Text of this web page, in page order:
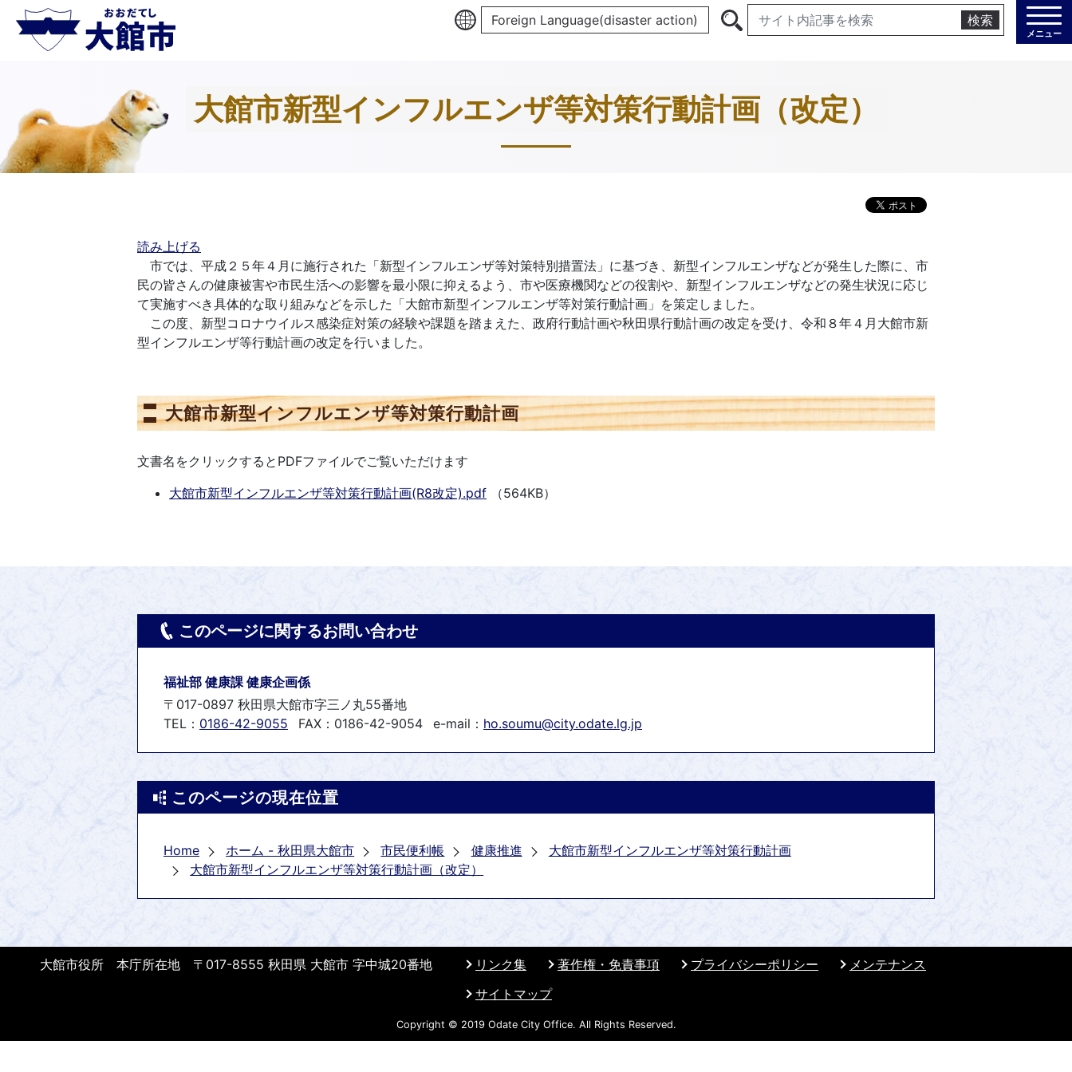
Foreign Language(disaster action) 検索
メニュー
大館市新型インフルエンザ等対策行動計画（改定）
読み上げる
市では、平成２５年４月に施行された「新型インフルエンザ等対策特別措置法」に基づき、新型インフルエンザなどが発生した際に、市
民の皆さんの健康被害や市民生活への影響を最小限に抑えるよう、市や医療機関などの役割や、新型インフルエンザなどの発生状況に応じ
て実施すべき具体的な取り組みなどを示した「大館市新型インフルエンザ等対策行動計画」を策定しました。
この度、新型コロナウイルス感染症対策の経験や課題を踏まえた、政府行動計画や秋田県行動計画の改定を受け、令和８年４月大館市新
型インフルエンザ等行動計画の改定を行いました。
大館市新型インフルエンザ等対策行動計画
文書名をクリックするとPDFファイルでご覧いただけます
大館市新型インフルエンザ等対策行動計画(R8改定).pdf （564KB）
このページに関するお問い合わせ
福祉部 健康課 健康企画係
〒017-0897 秋田県大館市字三ノ丸55番地
TEL： 0186-42-9055 FAX：0186-42-9054 e-mail： ho.soumu@city.odate.lg.jp
このページの現在位置
Home ホーム - 秋田県大館市 市民便利帳 健康推進
大館市新型インフルエンザ等対策行動計画
大館市新型インフルエンザ等対策行動計画（改定）
リンク集 著作権・免責事項 プライバシーポリシー
メンテナンス
サイトマップ
大館市役所 本庁所在地 〒017-8555 秋田県 大館市 字中城20番地
Copyright © 2019 Odate City Office. All Rights Reserved.